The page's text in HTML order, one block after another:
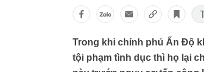
Trong khi chính phủ Ấn Độ
tội phạm tình dục thì họ lại